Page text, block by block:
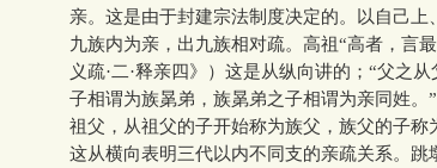
亲。这是由于封建宗法制度决定的。以自己
九族内为亲，出九族相对疏。高祖“高者，言
义疏·二·释亲四》）这是从纵向讲的；“父之
子相谓为族晜弟，族晜弟之子相谓为亲同姓。
祖父，从祖父的子开始称为族父，族父的子称
这从横向表明三代以内不同支的亲疏关系。